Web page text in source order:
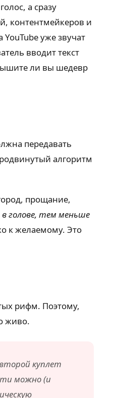
а сразу
контентмейкеров и
уже звучат
вводит текст
ли вы шедевр
передавать
алгоритм
прощание,
голове, тем меньше
к желаемому. Это
рифм. Поэтому,
живо.
куплет
можно (и